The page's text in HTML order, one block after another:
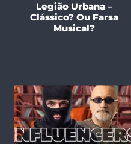
Legião Urbana –
Clássico? Ou Farsa
Musical?